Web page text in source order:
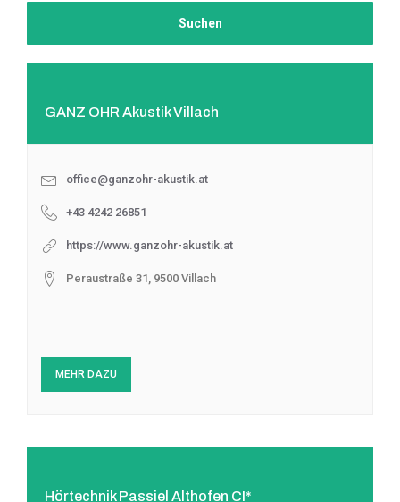
GANZ OHR Akustik Villach
office@ganzohr-akustik.at
+43 4242 26851
https://www.ganzohr-akustik.at
Peraustraße 31, 9500 Villach
MEHR DAZU
Hörtechnik Passiel Althofen CI*